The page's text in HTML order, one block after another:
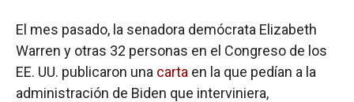
El mes pasado, la senadora demócrata Elizabeth
Warren y otras 32 personas en el Congreso de los
EE. UU. publicaron una carta en la que pedían a la
administración de Biden que interviniera,